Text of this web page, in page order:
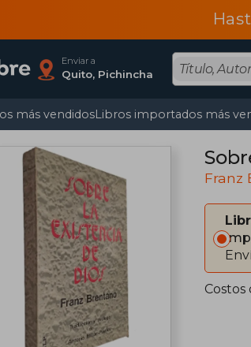
Enviar a
Quito, Pichincha
más vendidosLibros importados más
Franz